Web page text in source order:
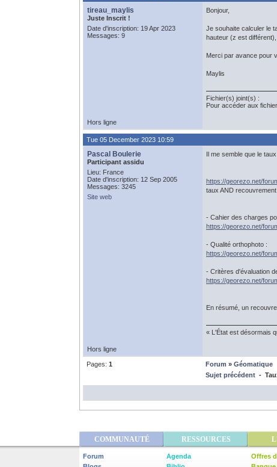
tireau_maylis
Juste Inscrit !
Date d'inscription: 19 Apr 2023
Messages: 9
Bonjour,
Je souhaite calculer le
hauteur (z est
Merci par avance pour
Maylis
Fichier(s) joint(s) :
Pour accéder aux
Hors ligne
Tue 05 December 2023 10:59
Pascal Boulerie
Participant assidu
Lieu: France
Date d'inscription: 12 Sep 2005
Messages: 3245
Site web
Il me semble que le
https://georezo.net/
taux AND
- Cahier des charges
https://georezo.net/
- Qualité orthophoto :
https://georezo.net/
- Critères d'évaluation
https://georezo.net/
En résumé, un
« L'État est désormais
Hors ligne
Pages: 1 Forum » Géomatique
Sujet précédent -
COMMUNAUTÉ RESSOURCES
Forum
Agenda
Offres